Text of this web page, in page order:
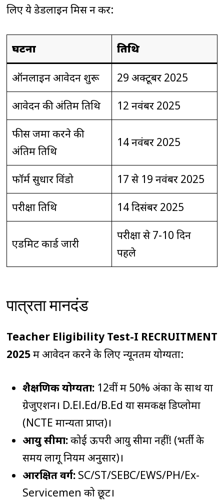
लिए ये डेडलाइन मिस न करें:
घटना तिथि
ऑनलाइन आवेदन शुरू
29 अक्टूबर 2025
आवेदन की अंतिम तिथि
12 नवंबर 2025
फीस जमा करने की
अंतिम तिथि
14 नवंबर 2025
फॉर्म सुधार विंडो
17 से 19 नवंबर 2025
परीक्षा तिथि
14 दिसंबर 2025
एडमिट कार्ड जारी
परीक्षा से 7-10 दिन
पहले
पात्रता मानदंड
Teacher Eligibility Test-I RECRUITMENT
2025में आवेदन करने के लिए न्यूनतम योग्यता:
शैक्षणिक योग्यता:12वीं में 50% अंकों के साथ या
ग्रेजुएशन। D.El.Ed/B.Ed या समकक्ष डिप्लोमा
(NCTE मान्यता प्राप्त)।
आयु सीमा:कोई ऊपरी आयु सीमा नहीं! (भर्ती के
समय लागू नियम अनुसार)।
आरक्षित वर्ग:SC/ST/SEBC/EWS/PH/Ex-
Servicemen को छूट।